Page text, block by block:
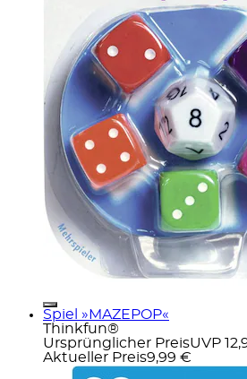
Spiel »MAZEPOP«
Thinkfun®
Ursprünglicher PreisUVP
Aktueller Preis9,99 €